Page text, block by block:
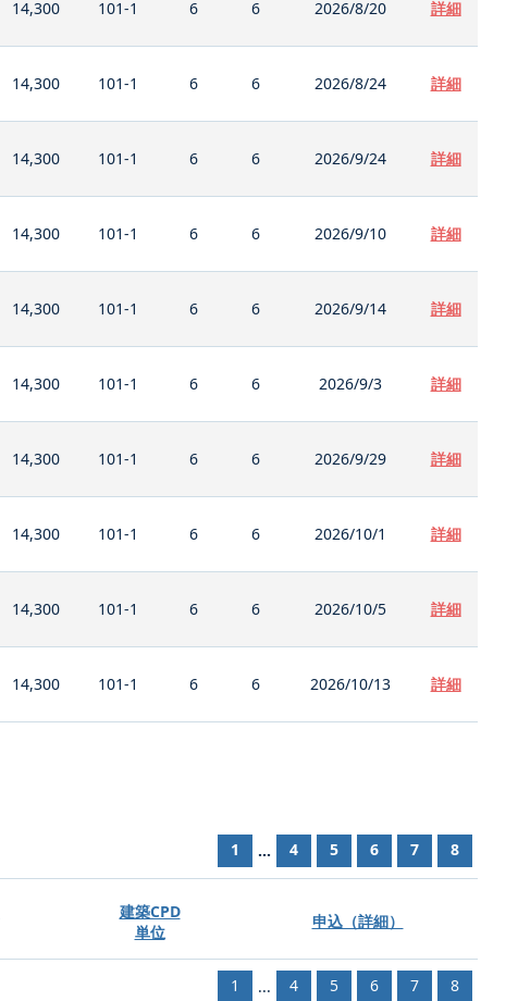
14,300 101-1 6 6 2026/8/20 詳細
14,300 101-1 6 6 2026/8/24 詳細
14,300 101-1 6 6 2026/9/24 詳細
14,300 101-1 6 6 2026/9/10 詳細
14,300 101-1 6 6 2026/9/14 詳細
14,300 101-1 6 6 2026/9/3 詳細
14,300 101-1 6 6 2026/9/29 詳細
14,300 101-1 6 6 2026/10/1 詳細
14,300 101-1 6 6 2026/10/5 詳細
14,300 101-1 6 6 2026/10/13 詳細
1 ... 4 5 6 7 8
建築CPD
単位
申込（詳細）
1 ... 4 5 6 7 8